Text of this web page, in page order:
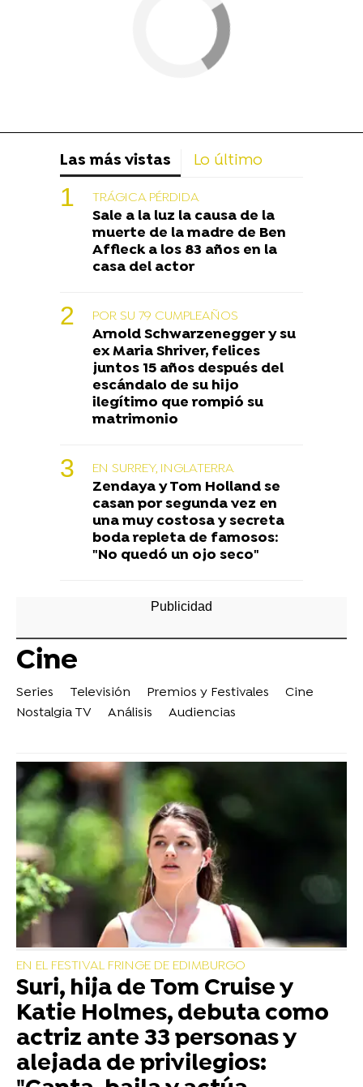
Las más vistas Lo último
TRÁGICA PÉRDIDA
Sale a la luz la causa de la
muerte de la madre de Ben
Affleck a los 83 años en la
casa del actor
POR SU 79 CUMPLEAÑOS
Arnold Schwarzenegger y su
ex Maria Shriver, felices
juntos 15 años después del
escándalo de su hijo
ilegítimo que rompió su
matrimonio
EN SURREY, INGLATERRA
Zendaya y Tom Holland se
casan por segunda vez en
una muy costosa y secreta
boda repleta de famosos:
"No quedó un ojo seco"
Cine
Series Televisión Premios y Festivales
Cine
Nostalgia TV
Análisis Audiencias
EN EL FESTIVAL FRINGE DE EDIMBURGO
Suri, hija de Tom Cruise y
Katie Holmes, debuta como
actriz ante 33 personas y
alejada de privilegios: